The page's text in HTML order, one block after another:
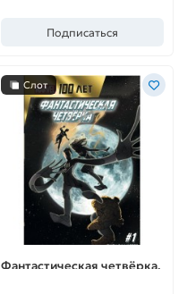
Подписаться
Слот
Фантастическая четвёрка.